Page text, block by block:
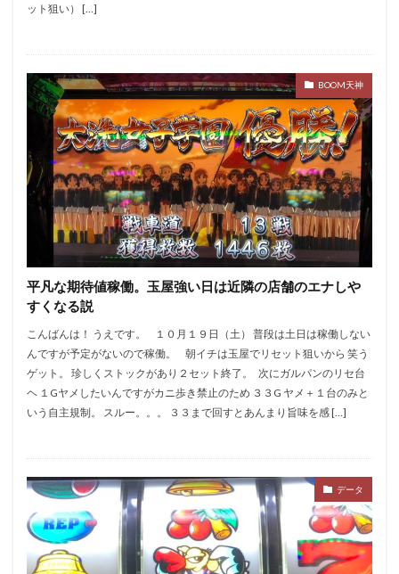
ット狙い） […]
BOOM天神
平凡な期待値稼働。玉屋強い日は近隣の店舗のエナしや
すくなる説
こんばんは！ うえです。 １０月１９日（土） 普段は土日は稼働しない
んですが予定がないので稼働。 朝イチは玉屋でリセット狙いから 笑う
ゲット。 珍しくストックがあり２セット終了。 次にガルパンのリセ台
ヘ １Gヤメしたいんですがカニ歩き禁止のため ３３G ヤメ＋１台のみと
いう自主規制。 スルー。。。 ３３まで回すとあんまり旨味を感 […]
データ